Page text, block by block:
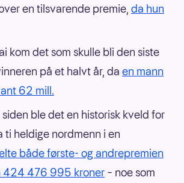
en tilsvarende premie, da hun
kom det som skulle bli den siste
på et halvt år, da en mann
62 mill.
ble det en historisk kveld for
ti heldige nordmenn i en
både første- og andrepremien
424 476 995 kroner – noe som